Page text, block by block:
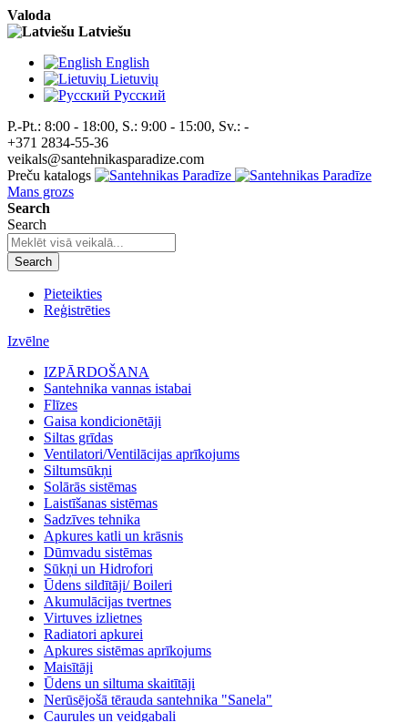
Valoda
Latviešu
English
Lietuvių
Pусский
P.-Pt.: 8:00 - 18:00, S.: 9:00 - 15:00, Sv.: -
+371 2834-55-36
veikals@santehnikasparadize.com
Preču katalogs
Mans grozs
Search
Search
Search
Pieteikties
Reģistrēties
Izvēlne
IZPĀRDOŠANA
Santehnika vannas istabai
Flīzes
Gaisa kondicionētāji
Siltas grīdas
Ventilatori/Ventilācijas aprīkojums
Siltumsūkņi
Solārās sistēmas
Laistīšanas sistēmas
Sadzīves tehnika
Apkures katli un krāsnis
Dūmvadu sistēmas
Sūkņi un Hidrofori
Ūdens sildītāji/ Boileri
Akumulācijas tvertnes
Virtuves izlietnes
Radiatori apkurei
Apkures sistēmas aprīkojums
Maisītāji
Ūdens un siltuma skaitītāji
Nerūsējošā tērauda santehnika "Sanela"
Caurules un veidgabali